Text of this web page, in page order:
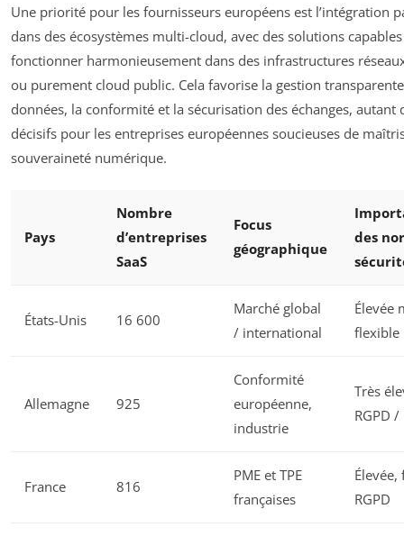
Une priorité pour les fournisseurs européens est l’intégration
dans des écosystèmes multi-cloud, avec des solutions
fonctionner harmonieusement dans des infrastructures
ou purement cloud public. Cela favorise la gestion
données, la conformité et la sécurisation des échanges, autant
décisifs pour les entreprises européennes soucieuses de
souveraineté numérique.
Pays
Nombre
d’entreprises
SaaS
Focus
géographique
des
États-Unis 16 600
Marché global
/ international
Élevée
flexible
Allemagne 925
Conformité
européenne,
industrie
Très
RGPD /
France 816
PME et TPE
françaises
Élevée,
RGPD